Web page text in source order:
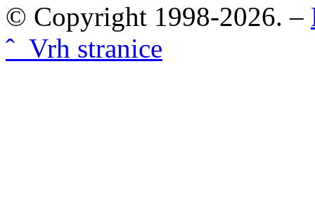
© Copyright 1998-2026. –
ˆ Vrh stranice